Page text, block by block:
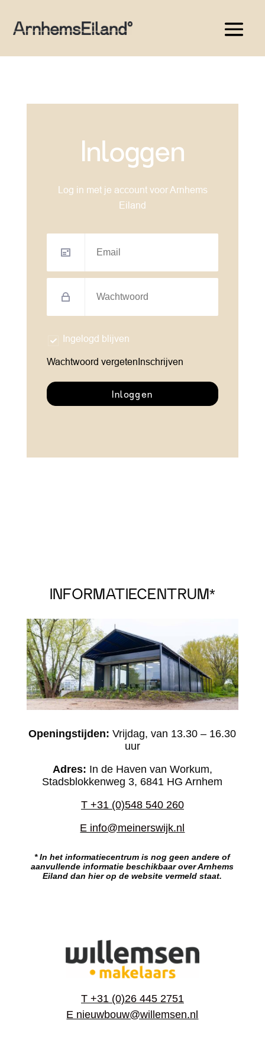
INFORMATIECENTRUM*
Openingstijden:Vrijdag, van 13.30 – 16.30
uur
Adres: In de Haven van Workum,
Stadsblokkenweg 3, 6841 HG Arnhem
T +31 (0)548 540 260
E info@meinerswijk.nl
* In het informatiecentrum is nog geen andere of
aanvullende informatie beschikbaar over Arnhems
Eiland dan hier op de website vermeld staat.
T +31 (0)26 445 2751
E nieuwbouw@willemsen.nl